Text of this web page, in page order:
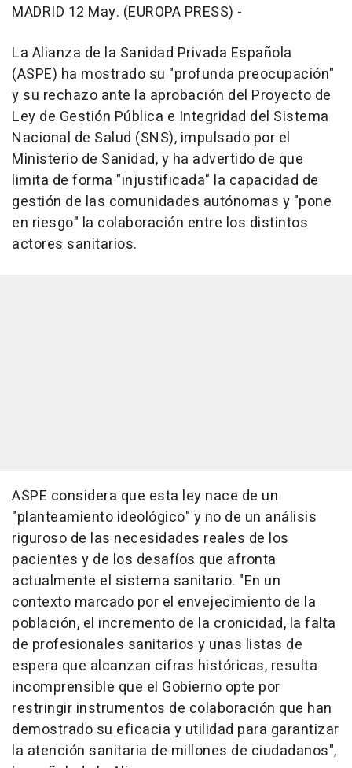
MADRID 12 May. (EUROPA PRESS) -
La Alianza de la Sanidad Privada Española
(ASPE) ha mostrado su "profunda preocupación"
y su rechazo ante la aprobación del Proyecto de
Ley de Gestión Pública e Integridad del Sistema
Nacional de Salud (SNS), impulsado por el
Ministerio de Sanidad, y ha advertido de que
limita de forma "injustificada" la capacidad de
gestión de las comunidades autónomas y "pone
en riesgo" la colaboración entre los distintos
actores sanitarios.
ASPE considera que esta ley nace de un
"planteamiento ideológico" y no de un análisis
riguroso de las necesidades reales de los
pacientes y de los desafíos que afronta
actualmente el sistema sanitario. "En un
contexto marcado por el envejecimiento de la
población, el incremento de la cronicidad, la falta
de profesionales sanitarios y unas listas de
espera que alcanzan cifras históricas, resulta
incomprensible que el Gobierno opte por
restringir instrumentos de colaboración que han
demostrado su eficacia y utilidad para garantizar
la atención sanitaria de millones de ciudadanos",